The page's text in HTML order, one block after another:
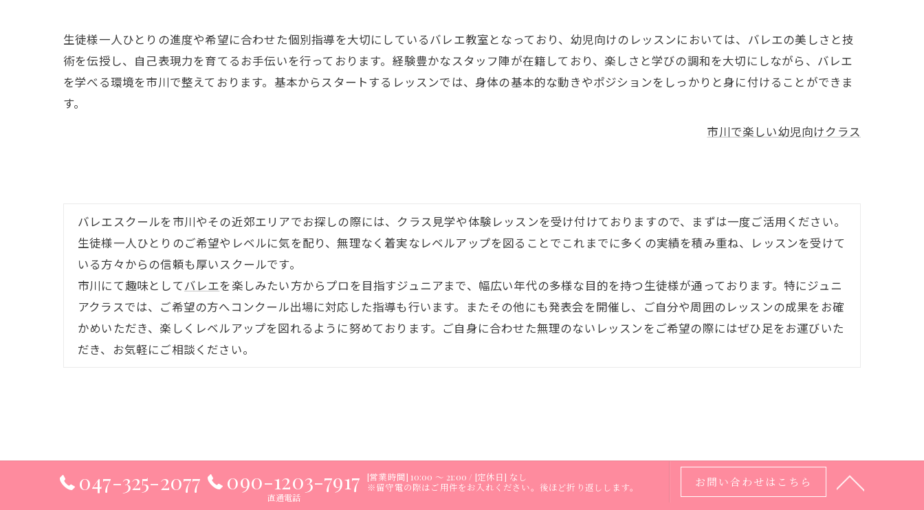
生徒様一人ひとりの進度や希望に合わせた個別指導を大切にしているバレエ教室となっており、幼児向けのレッスンにおいては、バレエの美しさと技
術を伝授し、自己表現力を育てるお手伝いを行っております。経験豊かなスタッフ陣が在籍しており、楽しさと学びの調和を大切にしながら、バレエ
を学べる環境を市川で整えております。基本からスタートするレッスンでは、身体の基本的な動きやポジションをしっかりと身に付けることができま
す。
市川で楽しい幼児向けクラス
バレエスクールを市川やその近郊エリアでお探しの際には、クラス見学や体験レッスンを受け付けておりますので、まずは一度ご活用ください。
生徒様一人ひとりのご希望やレベルに気を配り、無理なく着実なレベルアップを図ることでこれまでに多くの実績を積み重ね、レッスンを受けて
いる方々からの信頼も厚いスクールです。
市川にて趣味としてバレエを楽しみたい方からプロを目指すジュニアまで、幅広い年代の多様な目的を持つ生徒様が通っております。特にジュニ
アクラスでは、ご希望の方へコンクール出場に対応した指導も行います。またその他にも発表会を開催し、ご自分や周囲のレッスンの成果をお確
かめいただき、楽しくレベルアップを図れるように努めております。ご自身に合わせた無理のないレッスンをご希望の際にはぜひ足をお運びいた
だき、お気軽にご相談ください。
047-325-2077 090-1203-7917
直通電話
[営業時間] 10:00 ～ 21:00 / [定休日] なし
※留守電の際はご用件をお入れください。後ほど折り返しします。
お問い合わせはこちら